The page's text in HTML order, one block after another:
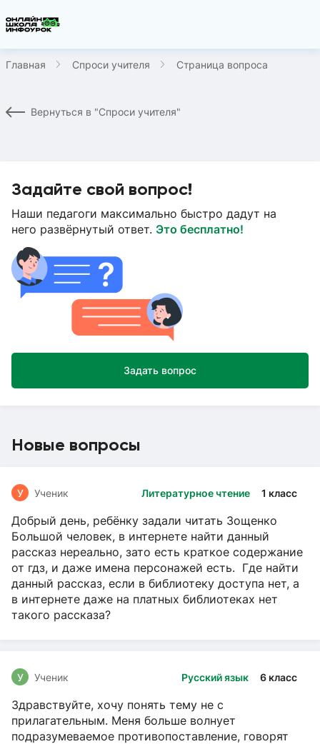
Главная Спроси учителя Страница вопроса
Вернуться в "Спроси учителя"
Задайте свой вопрос!
Наши педагоги максимально быстро дадут на
него развёрнутый ответ. Это бесплатно!
Задать вопрос
Новые вопросы
Литературное чтение 1 класс
У Ученик
Добрый день, ребёнку задали читать Зощенко
Большой человек, в интернете найти данный
рассказ нереально, зато есть краткое содержание
от гдз, и даже имена персонажей есть. Где найти
данный рассказ, если в библиотеку доступа нет, а
в интернете даже на платных библиотеках нет
такого рассказа?
Русский язык 6 класс
У Ученик
Здравствуйте, хочу понять тему не с
прилагательным. Меня больше волнует
подразумеваемое противопоставление, говорят